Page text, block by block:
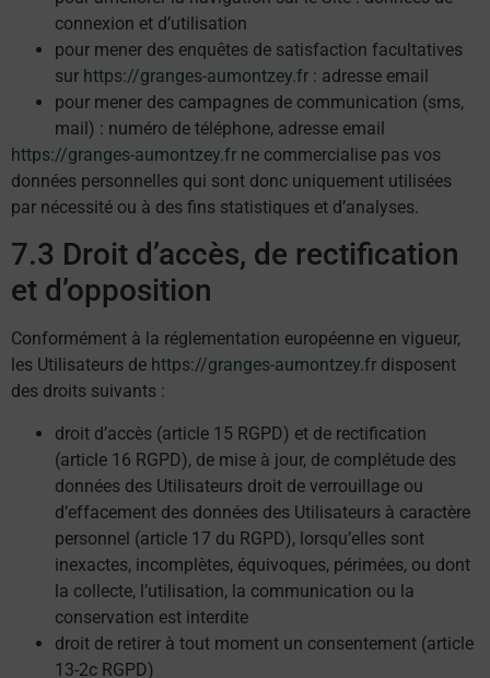
connexion et d’utilisation
pour mener des enquêtes de satisfaction facultatives
sur https://granges-aumontzey.fr : adresse email
pour mener des campagnes de communication (sms,
mail) : numéro de téléphone, adresse email
https://granges-aumontzey.fr ne commercialise pas vos
données personnelles qui sont donc uniquement utilisées
par nécessité ou à des fins statistiques et d’analyses.
7.3 Droit d’accès, de rectification
et d’opposition
Conformément à la réglementation européenne en vigueur,
les Utilisateurs de https://granges-aumontzey.fr disposent
des droits suivants :
droit d’accès (article 15 RGPD) et de rectification
(article 16 RGPD), de mise à jour, de complétude des
données des Utilisateurs droit de verrouillage ou
d’effacement des données des Utilisateurs à caractère
personnel (article 17 du RGPD), lorsqu’elles sont
inexactes, incomplètes, équivoques, périmées, ou dont
la collecte, l’utilisation, la communication ou la
conservation est interdite
droit de retirer à tout moment un consentement (article
13-2c RGPD)